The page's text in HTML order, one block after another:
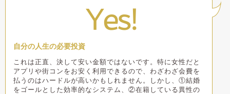
Yes!
自分の人生の必要投資
これは正直、決して安い金額ではないです。特に女性だと
アプリや街コンをお安く利用できるので、わざわざ会費を
払うのはハードルが高いかもしれません。しかし、①結婚
をゴールとした効率的なシステム、②在籍している異性の